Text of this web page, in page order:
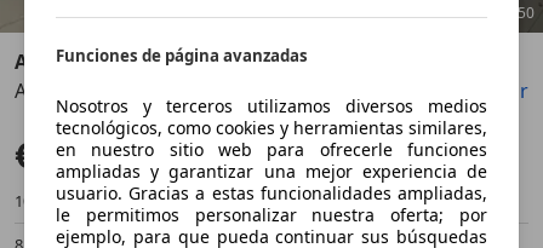
Anterior
50
Audi Q2
Advanced 30 TFSI 85kW (116CV)
Compartir
€ 18.990 Sin comparación
104.000 km
01/2019
Funciones de página avanzadas
Nosotros y terceros utilizamos diversos medios
tecnológicos, como cookies y herramientas similares,
en nuestro sitio web para ofrecerle funciones
ampliadas y garantizar una mejor experiencia de
usuario. Gracias a estas funcionalidades ampliadas,
le permitimos personalizar nuestra oferta; por
ejemplo, para que pueda continuar sus búsquedas